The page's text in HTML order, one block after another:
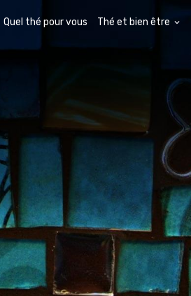
Quel thé pour vous Thé et bien être